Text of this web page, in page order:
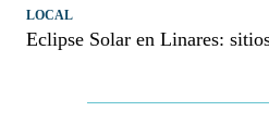
LOCAL
Eclipse Solar en Linares: